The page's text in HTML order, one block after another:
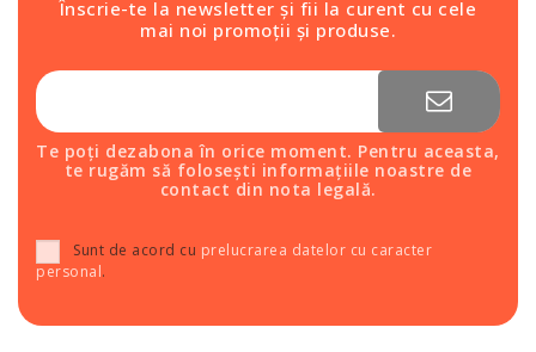
Înscrie-te la newsletter și fii la curent cu cele
mai noi promoții și produse.
Te poți dezabona în orice moment. Pentru aceasta,
te rugăm să folosești informațiile noastre de
contact din nota legală.
Sunt de acord cu prelucrarea datelor cu caracter
personal.